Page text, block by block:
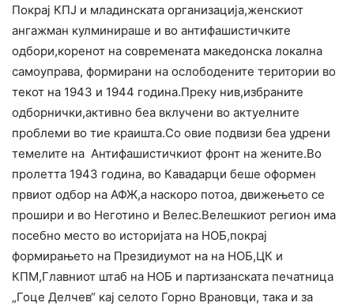
Покрај КПЈ и младинската организација,женскиот
ангажман кулминираше и во антифашистичките
одбори,коренот на современата македонска локална
самоуправа, формирани на ослободените територии во
текот на 1943 и 1944 година.Преку нив,избраните
одборнички,активно беа вклучени во актуелните
проблеми во тие краишта.Со овие подвизи беа удрени
темелите на Антифашистичкиот фронт на жените.Во
пролетта 1943 година, во Кавадарци беше оформен
првиот одбор на АФЖ,а наскоро потоа, движењето се
прошири и во Неготино и Велес.Велешкиот регион има
посебно место во историјата на НОБ,покрај
формирањето на Президиумот на на НОБ,ЦК и
КПМ,Главниот штаб на НОБ и партизанската печатница
„Гоце Делчев“ кај селото Горно Врановци, така и за